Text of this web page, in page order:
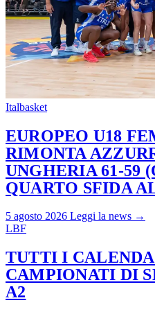
Italbasket
EUROPEO U18
RIMONTA
UNGHERIA 61-59
QUARTO SFIDA
5 agosto 2026 Leggi la news →
LBF
TUTTI I
CAMPIONATI DI
A2